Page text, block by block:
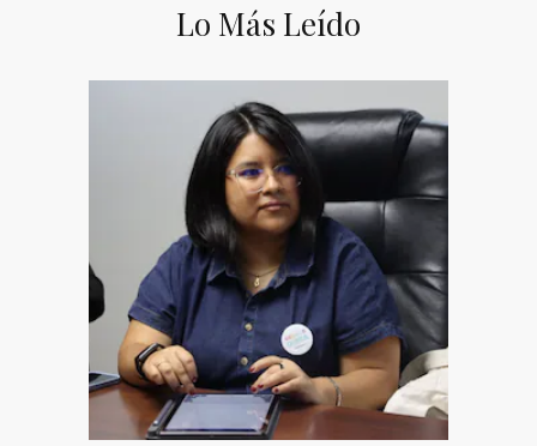
Lo Más Leído